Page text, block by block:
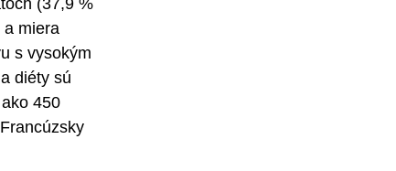
a miera
s vysokým
diéty sú
450